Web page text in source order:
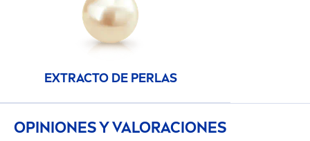
EXTRACTO DE PERLAS
OPINIONES Y VALORACIONES